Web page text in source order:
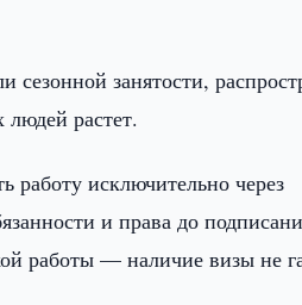
сезонной занятости,
растет.
работу исключительно через
и права до
работы — наличие визы не